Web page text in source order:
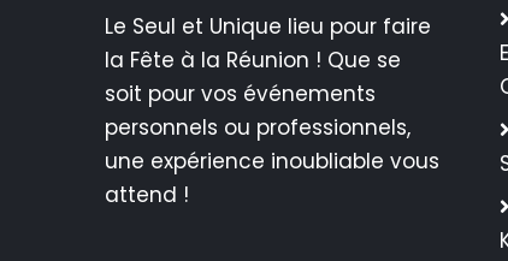
Le Seul et Unique lieu pour faire
la Fête à la Réunion ! Que se
soit pour vos événements
personnels ou professionnels,
une expérience inoubliable vous
attend !